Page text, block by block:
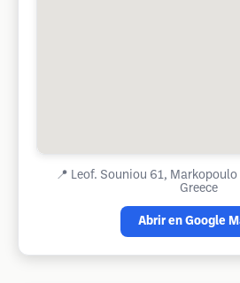
📍 Leof. Souniou 61,
Greece
Abrir en Google